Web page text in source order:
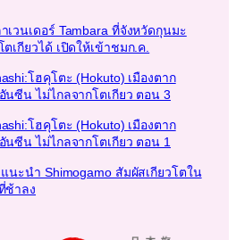
เวนเดอร์ Tambara ที่จังหวัดกุนมะ
ตเกียวได้ เปิดให้เข้าชมก.ค.
โฮคุโตะ (Hokuto) เมืองตาก
นซีน ไม่ไกลจากโตเกียว ตอน 3
โฮคุโตะ (Hokuto) เมืองตาก
นซีน ไม่ไกลจากโตเกียว ตอน 1
แนะนำ Shimogamo สัมผัสเกียวโตใน
ช้าลง